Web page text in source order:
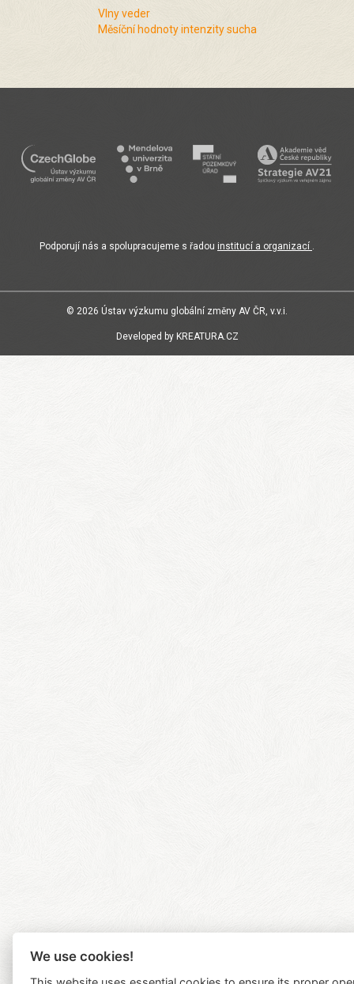
Vlny veder
Měsíční hodnoty intenzity sucha
Podporují nás a spolupracujeme s řadou institucí a organizací
© 2026 Ústav výzkumu globální změny AV ČR, v.v.i.
Developed by KREATURA.CZ
We use cookies!